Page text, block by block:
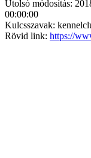
Utolsó módosítás:
00:00:00
Kulcsszavak:
Rövid link: https://